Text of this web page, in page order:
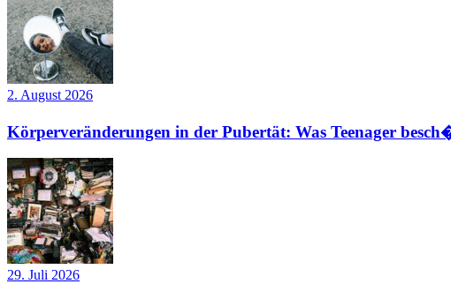
2. August 2026
Körperveränderungen in der Pubertät: Was Teenager
29. Juli 2026